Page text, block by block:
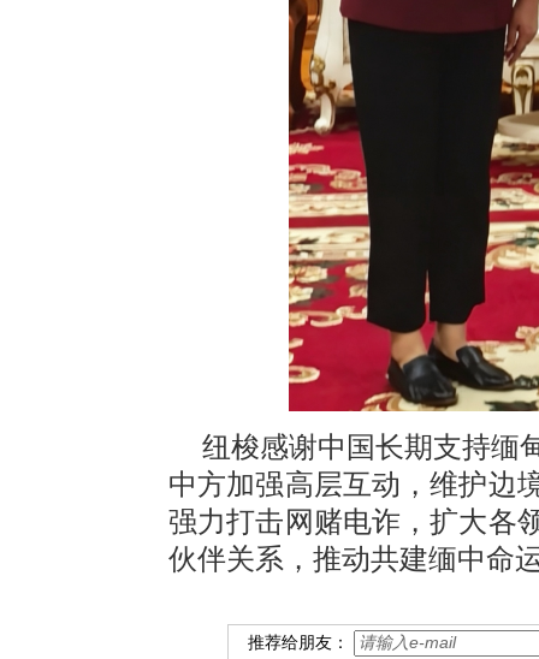
纽梭感谢中国长期支持缅
中方加强高层互动，维护边
强力打击网赌电诈，扩大各
伙伴关系，推动共建缅中命
推荐给朋友：